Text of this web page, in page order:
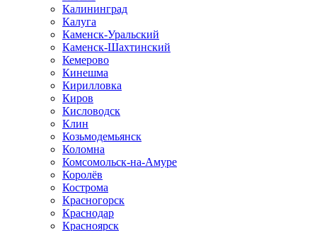
Калининград
Калуга
Каменск-Уральский
Каменск-Шахтинский
Кемерово
Кинешма
Кирилловка
Киров
Кисловодск
Клин
Козьмодемьянск
Коломна
Комсомольск-на-Амуре
Королёв
Кострома
Красногорск
Краснодар
Красноярск